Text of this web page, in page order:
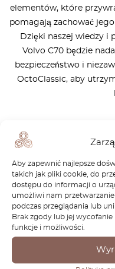
Aby zapewnić najlepsze
takich jak pliki cookie, do
dostępu do informacji o
umożliwi nam
podczas przeglądania lub
Brak zgody lub jej
funkcje i możliwości.
elementów, które
pomagają zachować
Dzięki naszej wiedzy i
Volvo C70 będzie
bezpieczeństwo i
OctoClassic, aby
Skąd będziesz
Twojego